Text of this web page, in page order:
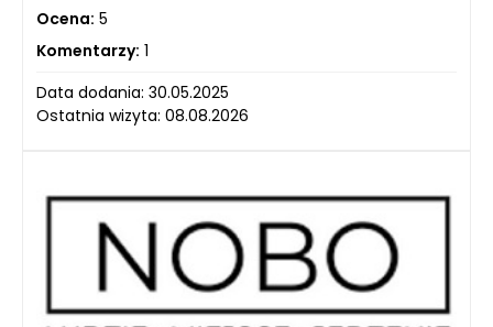
Ocena: 5
Komentarzy: 1
Data dodania: 30.05.2025
Ostatnia wizyta: 08.08.2026